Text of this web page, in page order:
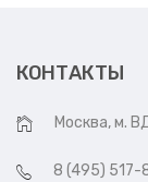
КОНТАКТЫ
Москва, м.
8 (495)